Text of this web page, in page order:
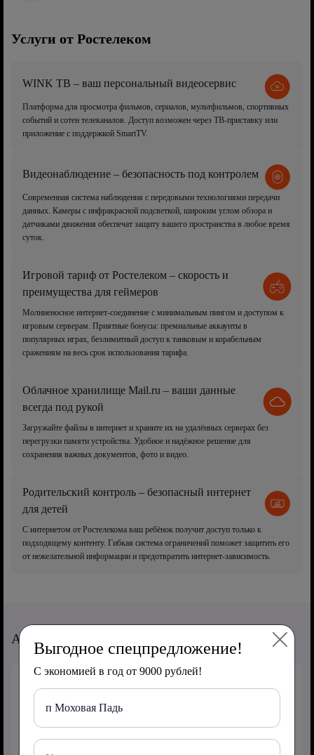
Услуги от Ростелеком
WINK ТВ – ваш персональный видеосервис
Платформа для просмотра фильмов, сериалов, мультфильмов, спортивных
событий и сотен телеканалов. Доступ возможен через ТВ-приставку или
приложение с поддержкой SmartTV.
Видеонаблюдение – безопасность под контролем
Современная система наблюдения с передовыми технологиями передачи
данных. Камеры с инфракрасной подсветкой, широким углом обзора и
датчиками движения обеспечат защиту вашего пространства в любое время
суток.
Игровой тариф от Ростелеком – скорость и
преимущества для геймеров
Молниеносное интернет-соединение с минимальным пингом и доступом к
игровым серверам. Приятные бонусы: премиальные аккаунты в
популярных играх, безлимитный доступ к танковым и корабельным
сражениям на весь срок использования тарифа.
Облачное хранилище Mail.ru – ваши данные
всегда под рукой
Загружайте файлы в интернет и храните их на удалённых серверах без
перегрузки памяти устройства. Удобное и надёжное решение для
сохранения важных документов, фото и видео.
Родительский контроль – безопасный интернет
для детей
С интернетом от Ростелекома ваш ребёнок получит доступ только к
подходящему контенту. Гибкая система ограничений поможет защитить его
от нежелательной информации и предотвратить интернет-зависимость.
Акции от Ростелеком
Выгодное спецпредложение!
С экономией в год от 9000 рублей!
п Моховая Падь